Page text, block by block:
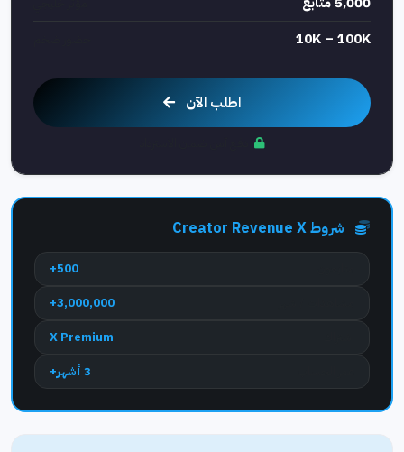
10K – 100K
اطلب الآن
شروط Creator Revenue X
500+
3,000,000+
X Premium
3 أشهر+